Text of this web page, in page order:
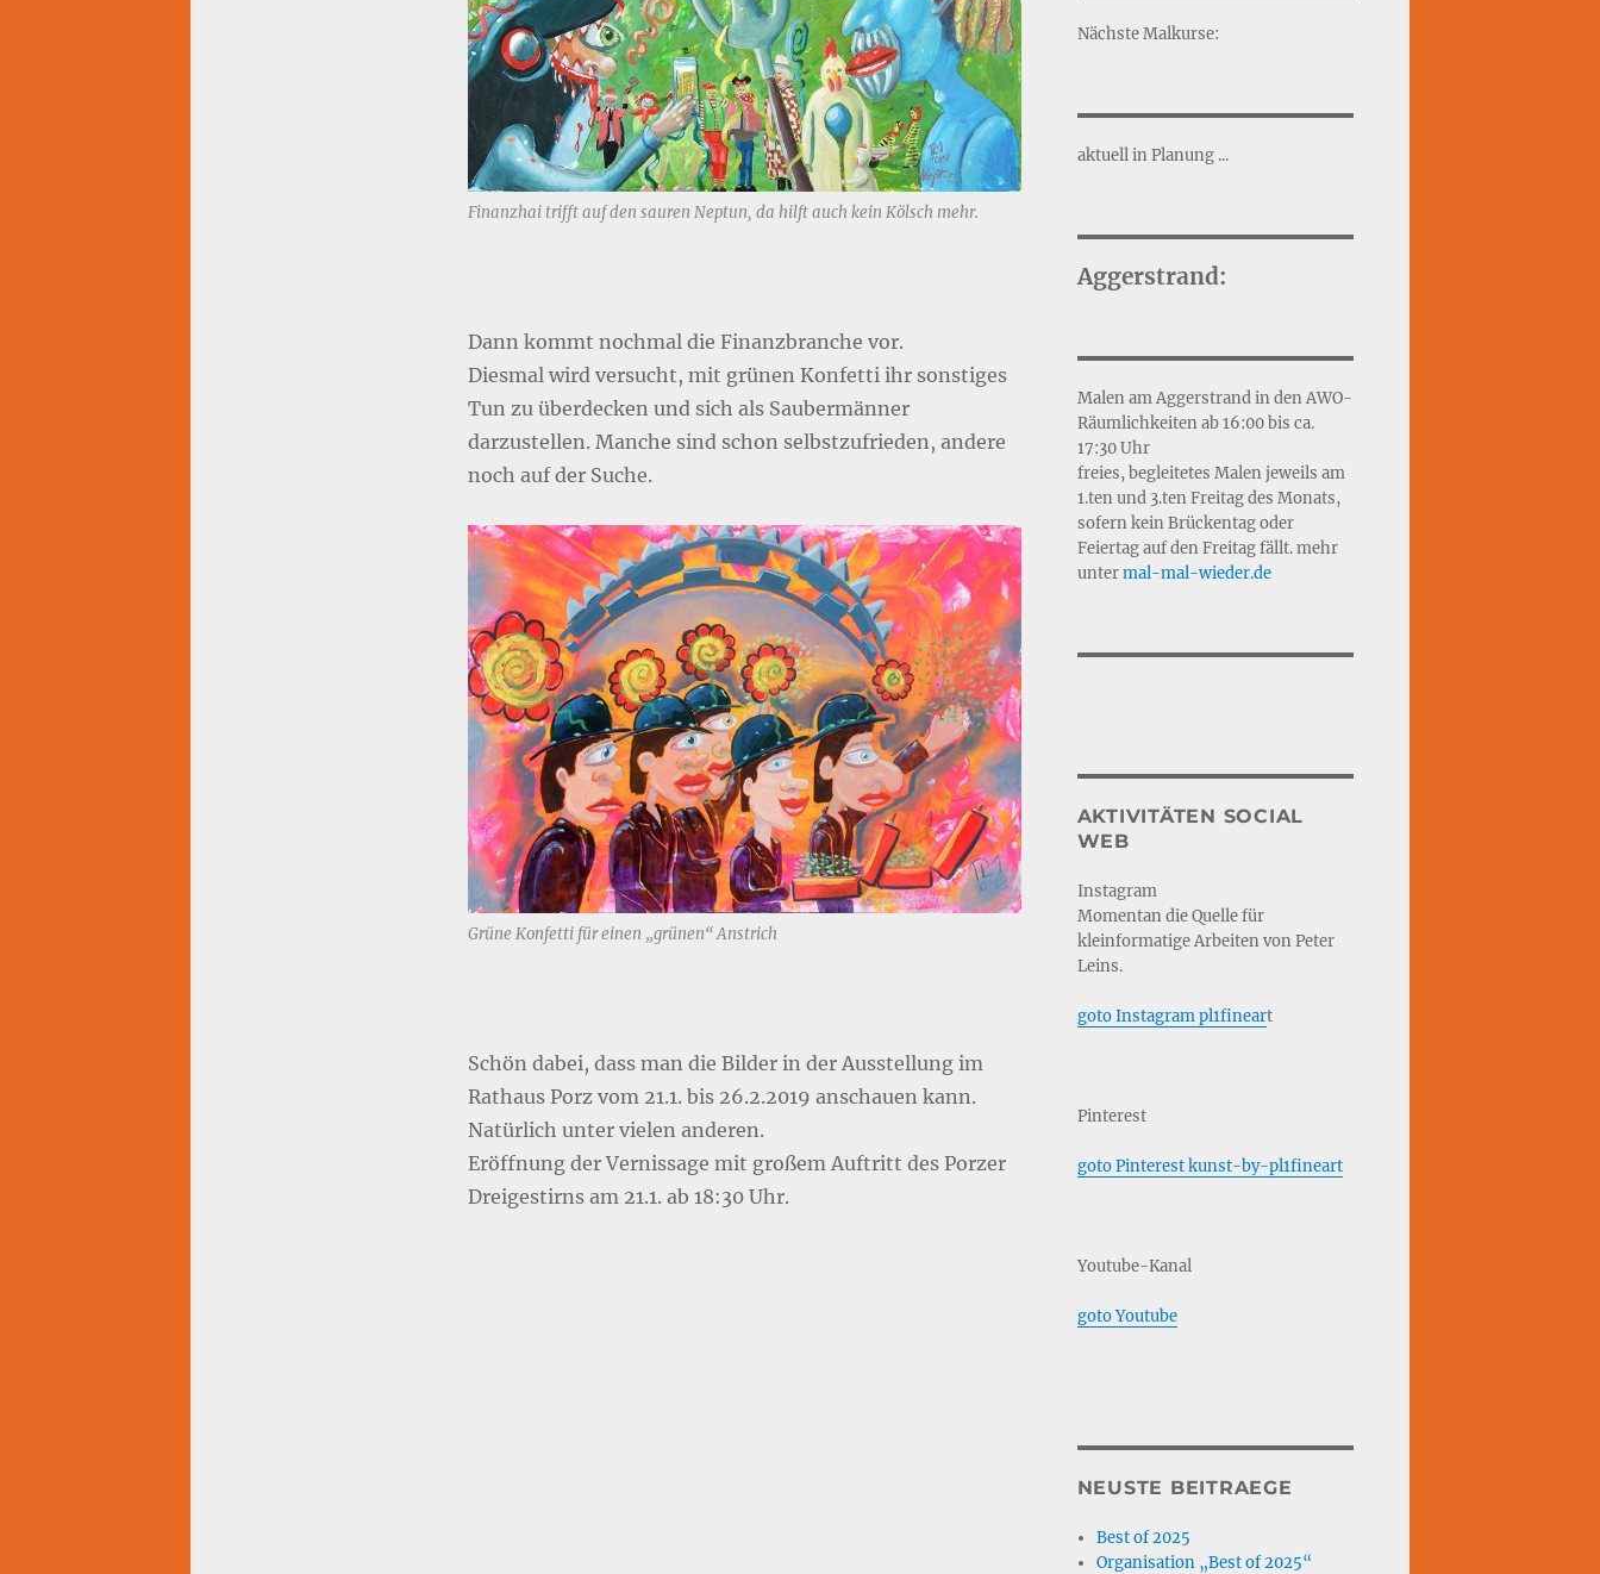
Finanzhai trifft auf den sauren Neptun, da hilft auch kein Kölsch mehr.
Dann kommt nochmal die Finanzbranche vor.
Diesmal wird versucht, mit grünen Konfetti ihr sonstiges
Tun zu überdecken und sich als Saubermänner
darzustellen. Manche sind schon selbstzufrieden, andere
noch auf der Suche.
Grüne Konfetti für einen „grünen“ Anstrich
Schön dabei, dass man die Bilder in der Ausstellung im
Rathaus Porz vom 21.1. bis 26.2.2019 anschauen kann.
Natürlich unter vielen anderen.
Eröffnung der Vernissage mit großem Auftritt des Porzer
Dreigestirns am 21.1. ab 18:30 Uhr.
Nächste Malkurse:
aktuell in Planung ...
Aggerstrand:
Malen am Aggerstrand in den AWO-
Räumlichkeiten ab 16:00 bis ca.
17:30 Uhr
freies, begleitetes Malen jeweils am
1.ten und 3.ten Freitag des Monats,
sofern kein Brückentag oder
Feiertag auf den Freitag fällt. mehr
untermal-mal-wieder.de
AKTIVITÄTEN SOCIAL
WEB
Instagram
Momentan die Quelle für
kleinformatige Arbeiten von Peter
Leins.
goto Instagram pl1fineart
Pinterest
goto Pinterest kunst-by-pl1fineart
Youtube-Kanal
goto Youtube
NEUSTE BEITRAEGE
Best of 2025
Organisation „Best of 2025“